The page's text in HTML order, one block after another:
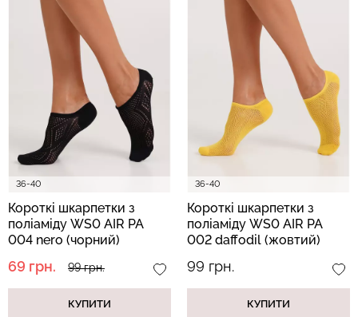
36-40
Короткі шкарпетки з
поліаміду WS0 AIR PA
004 nero (чорний)
69 грн. 99 грн.
КУПИТИ
36-40
Короткі шкарпетки з
поліаміду WS0 AIR PA
002 daffodil (жовтий)
99 грн.
КУПИТИ
Безшовний топ з легкою
корекцією BRA
SHAPEWEAR nude
(бежевий) Giulia
489 грн.699 грн.
Топ на бретелях в рубчик
CAMI TOP RIB black
(чорний) Giulia
299 грн.499 грн.